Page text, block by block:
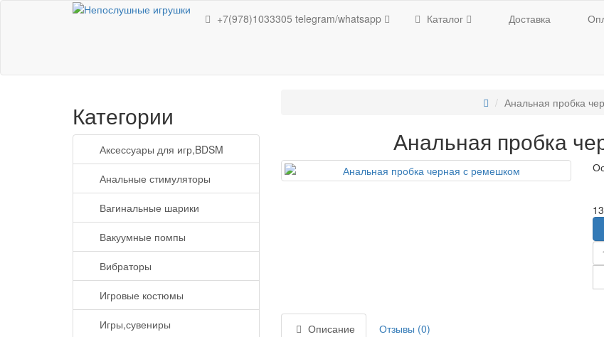
+7(978)1033305 telegram/whatsapp Каталог Доставка
Категории
Аксессуары для игр,BDSM
Анальные стимуляторы
Вагинальные шарики
Вакуумные помпы
Вибраторы
Игровые костюмы
Игры,сувениры
Анальная пробка
Анальная пробка
Описание
Отзывы (0)